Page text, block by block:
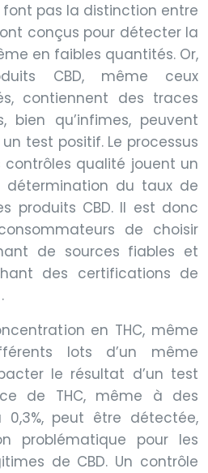
pas la distinction entre
conçus pour détecter la
en faibles quantités. Or,
CBD, même ceux
contiennent des traces
bien qu’infimes, peuvent
test positif. Le processus
qualité jouent un
du taux de
produits CBD. Il est donc
de choisir
de sources fiables et
des certifications de
.
en THC, même
lots d’un même
le résultat d’un test
de THC, même à des
0,3%, peut être détectée,
problématique pour les
de CBD. Un contrôle